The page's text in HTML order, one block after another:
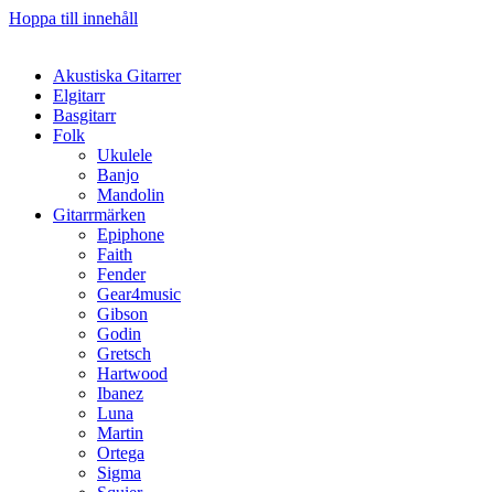
Hoppa till innehåll
Akustiska Gitarrer
Elgitarr
Basgitarr
Folk
Ukulele
Banjo
Mandolin
Gitarrmärken
Epiphone
Faith
Fender
Gear4music
Gibson
Godin
Gretsch
Hartwood
Ibanez
Luna
Martin
Ortega
Sigma